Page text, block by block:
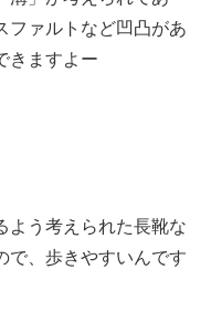
ファルトなど凹凸があ
きますよー
よう考えられた長靴な
で、歩きやすいんです